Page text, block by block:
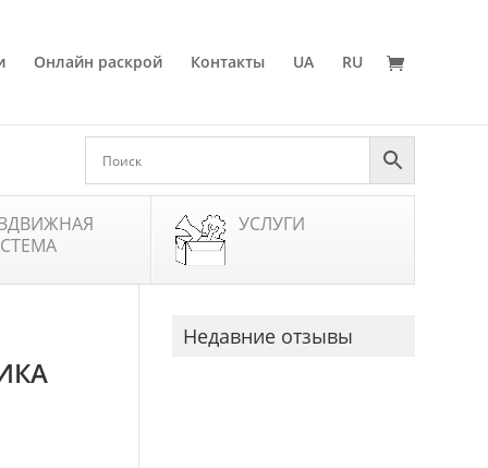
Онлайн раскрой Контакты UA RU
УСЛУГИ
Недавние отзывы